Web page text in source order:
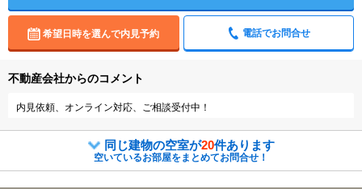
希望日時を選んで内見予約 電話でお問合せ
不動産会社からのコメント
内見依頼、オンライン対応、ご相談受付中！
同じ建物の空室が20件あります
空いているお部屋をまとめてお問合せ！